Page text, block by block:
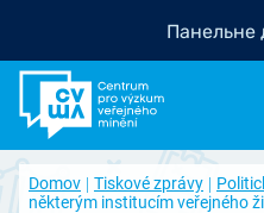
Панельне
Domov Tiskové zprávy
některým institucím veřejného